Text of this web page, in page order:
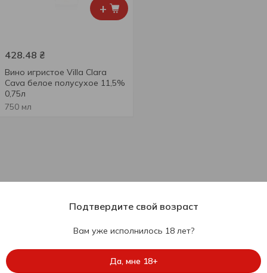
+
428.48 ₴
Вино игристое Villa Clara
Cava белое полусухое 11,5%
0,75л
750 мл
Подтвердите свой возраст
Вам уже исполнилось 18 лет?
Да, мне 18+